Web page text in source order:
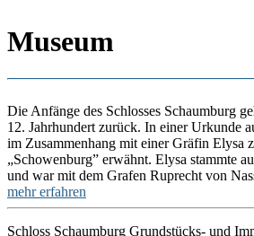
Museum
Die Anfänge des Schlosses Schaumburg
12. Jahrhundert zurück. In einer Urkunde
im Zusammenhang mit einer Gräfin Elysa
„Schowenburg” erwähnt. Elysa stammte
und war mit dem Grafen Ruprecht von
mehr erfahren
Schloss Schaumburg Grundstücks- und